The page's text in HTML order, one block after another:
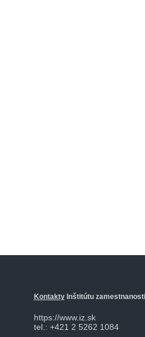
KontaktyInštitútu zamestnanosti
https://www.iz.sk
tel.: +421 2 5262 1084